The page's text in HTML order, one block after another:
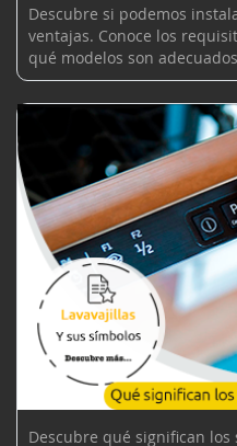
Descubre si podemos
ventajas. Conoce los
qué modelos son
Descubre qué significan